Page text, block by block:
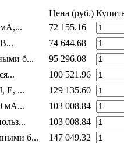
Цена (руб.)
мА,...
72 155.16
74 644.68
б...
95 296.08
100 521.96
E, ...
129 135.60
мА...
103 008.84
103 008.84
б...
147 049.32